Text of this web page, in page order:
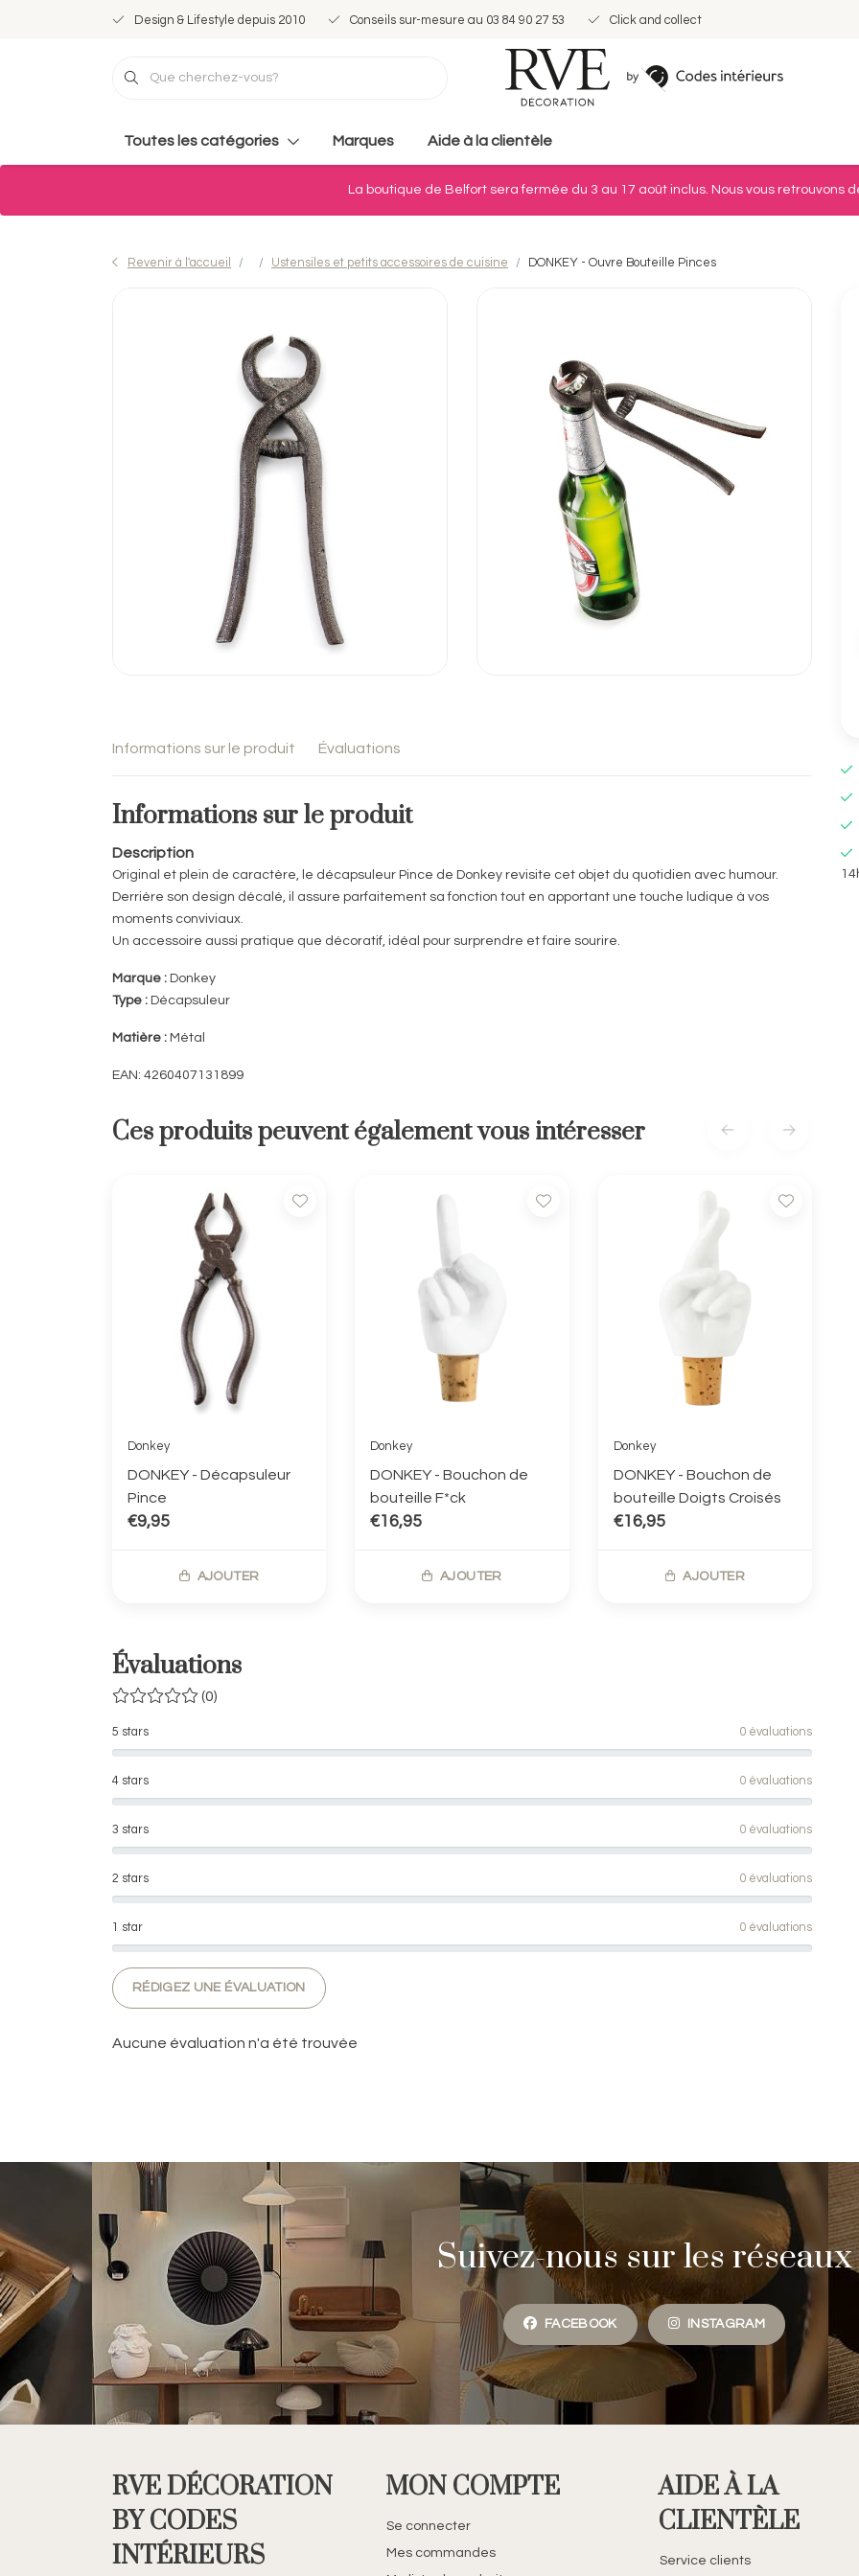
Design & Lifestyle depuis 2010 Conseils sur-mesure au 03 84 90 27 53 Click and collect
Toutes les catégories Marques Aide à la clientèle
La boutique de Belfort sera fermée du 3 au 17 août inclus. Nous vous retrouvons
Revenir à l'accueil Ustensiles et petits accessoires de cuisine DONKEY - Ouvre Bouteille Pinces
Informations sur le produit Évaluations
Informations sur le produit
Description
Original et plein de caractère, le décapsuleur Pince de Donkey revisite cet objet du quotidien avec humour.
Derrière son design décalé, il assure parfaitement sa fonction tout en apportant une touche ludique à vos
moments conviviaux.
Un accessoire aussi pratique que décoratif, idéal pour surprendre et faire sourire.
Marque : Donkey
Type : Décapsuleur
Matière : Métal
EAN: 4260407131899
Ces produits peuvent également vous intéresser
Donkey
DONKEY - Décapsuleur
Pince
€9,95
AJOUTER
Donkey
DONKEY - Bouchon de
bouteille F*ck
€16,95
AJOUTER
Donkey
DONKEY - Bouchon de
bouteille Doigts Croisés
€16,95
AJOUTER
Évaluations
(0)
1 star 0 évaluations
2 stars 0 évaluations
3 stars 0 évaluations
4 stars 0 évaluations
5 stars 0 évaluations
RÉDIGEZ UNE ÉVALUATION
Aucune évaluation n'a été trouvée
Suivez-nous sur les réseaux
FACEBOOK INSTAGRAM
RVE DÉCORATION
BY CODES
INTÉRIEURS
MON COMPTE
Se connecter
Mes commandes
AIDE À LA
CLIENTÈLE
Service clients